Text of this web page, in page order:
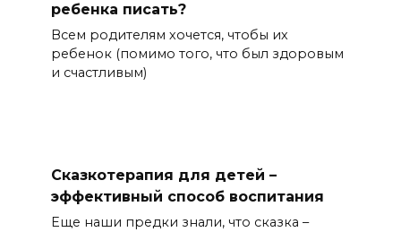
ребенка писать?
Всем родителям хочется, чтобы их
ребенок (помимо того, что был здоровым
и счастливым)
Сказкотерапия для детей –
эффективный способ воспитания
Еще наши предки знали, что сказка –